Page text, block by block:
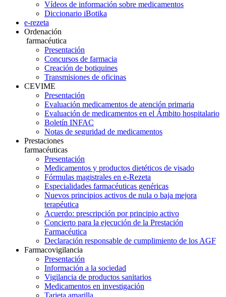
Vídeos de información sobre medicamentos
Diccionario iBotika
e-rezeta
Ordenación
farmacéutica
Presentación
Concursos de farmacia
Creación de botiquines
Transmisiones de oficinas
CEVIME
Presentación
Evaluación medicamentos de atención primaria
Evaluación de medicamentos en el Ámbito hospitalario
Boletín INFAC
Notas de seguridad de medicamentos
Prestaciones
farmacéuticas
Presentación
Medicamentos y productos dietéticos de visado
Fórmulas magistrales en e-Rezeta
Especialidades farmacéuticas genéricas
Nuevos principios activos de nula o baja mejora
terapéutica
Acuerdo: prescripción por principio activo
Concierto para la ejecución de la Prestación
Farmacéutica
Declaración responsable de cumplimiento de los AGF
Farmacovigilancia
Presentación
Información a la sociedad
Vigilancia de productos sanitarios
Medicamentos en investigación
Tarjeta amarilla